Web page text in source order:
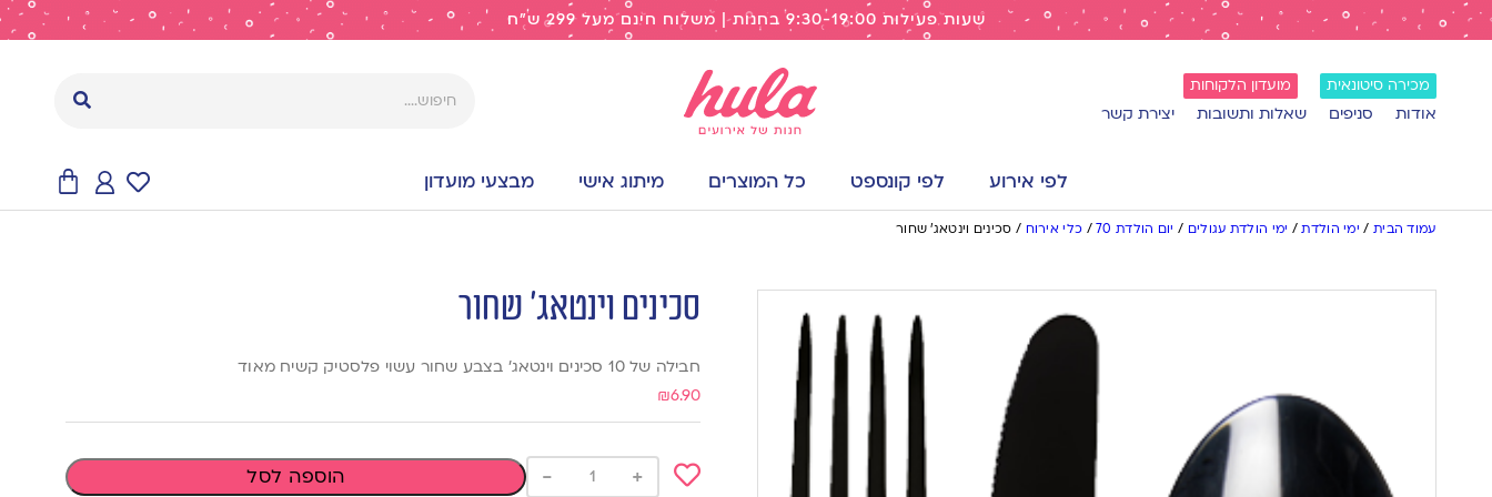
שעות פעילות 9:30-19:00 בחנות | משלוח חינם מעל 299 ש"ח
מכירה סיטונאית מועדון הלקוחות
אודות סניפים שאלות ותשובות יצירת קשר
לפי אירוע לפי קונספט כל המוצרים מיתוג אישי מבצעי מועדון
עמוד הבית / ימי הולדת/ ימי הולדת עגולים / יום הולדת 70 / כלי אירוח / סכינים וינטאג’ שחור
סכינים וינטאג’ שחור
חבילה של 10 סכינים וינטאג’ בצבע שחור עשוי פלסטיק קשיח מאוד
₪6.90
+
- הוספה לסל